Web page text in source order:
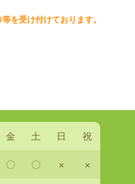
を受け付けております。
金 土 日 祝
〇 〇 × ×